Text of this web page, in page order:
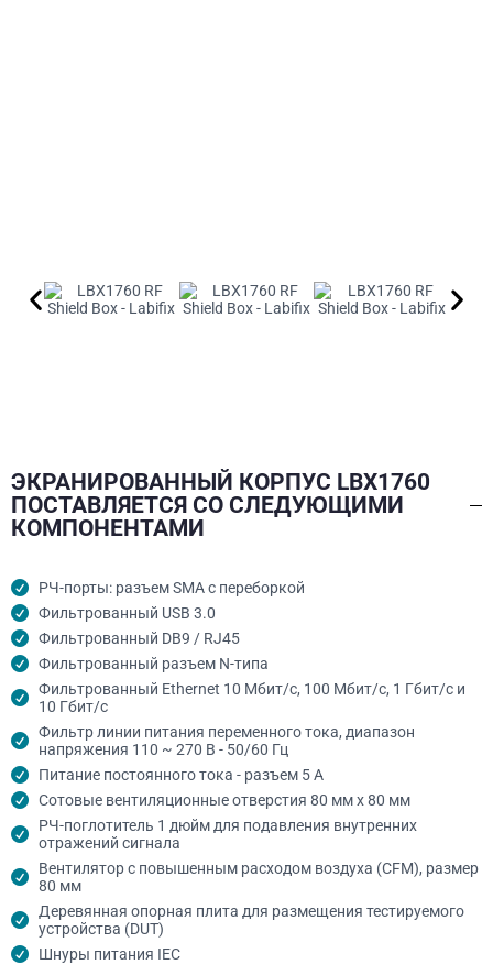
ЭКРАНИРОВАННЫЙ КОРПУС LBX1760
ПОСТАВЛЯЕТСЯ СО СЛЕДУЮЩИМИ
КОМПОНЕНТАМИ
РЧ-порты: разъем SMA с переборкой
Фильтрованный USB 3.0
Фильтрованный DB9 / RJ45
Фильтрованный разъем N-типа
Фильтрованный Ethernet 10 Мбит/с, 100 Мбит/с, 1 Гбит/с и
10 Гбит/с
Фильтр линии питания переменного тока, диапазон
напряжения 110 ~ 270 В - 50/60 Гц
Питание постоянного тока - разъем 5 А
Сотовые вентиляционные отверстия 80 мм x 80 мм
РЧ-поглотитель 1 дюйм для подавления внутренних
отражений сигнала
Вентилятор с повышенным расходом воздуха (CFM), размер
80 мм
Деревянная опорная плита для размещения тестируемого
устройства (DUT)
Шнуры питания IEC